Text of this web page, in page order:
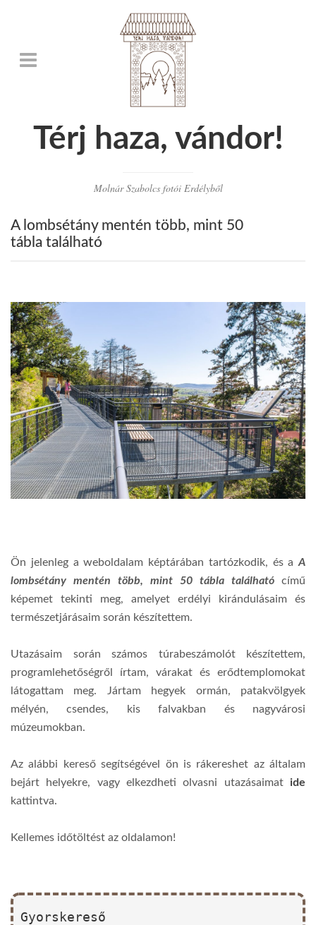
Térj haza, vándor!
Molnár Szabolcs fotói Erdélyből
A lombsétány mentén több, mint 50
tábla található
Ön jelenleg a weboldalam képtárában tartózkodik, és a A
lombsétány mentén több, mint 50 tábla található című
képemet tekinti meg, amelyet erdélyi kirándulásaim és
természetjárásaim során készítettem.
Utazásaim során számos túrabeszámolót készítettem,
programlehetőségről írtam, várakat és erődtemplomokat
látogattam meg. Jártam hegyek ormán, patakvölgyek
mélyén, csendes, kis falvakban és nagyvárosi
múzeumokban.
Az alábbi kereső segítségével ön is rákereshet az általam
bejárt helyekre, vagy elkezdheti olvasni utazásaimat ide
kattintva.
Kellemes időtöltést az oldalamon!
Gyorskereső